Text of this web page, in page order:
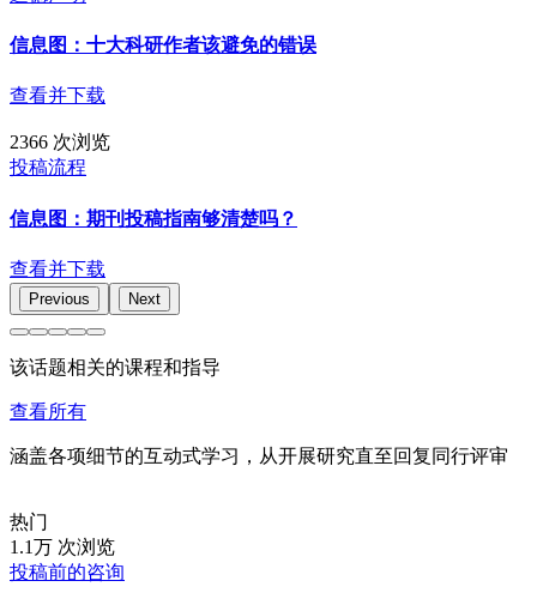
信息图：十大科研作者该避免的错误
查看并下载
2366 次浏览
投稿流程
信息图：期刊投稿指南够清楚吗？
查看并下载
Previous Next
该话题相关的课程和指导
查看所有
涵盖各项细节的互动式学习，从开展研究直至回复同行评审
热门
1.1万 次浏览
投稿前的咨询